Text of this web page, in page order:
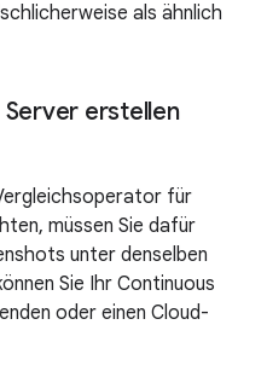
als ähnlich
erstellen
für
müssen Sie dafür
unter denselben
Sie Ihr Continuous
oder einen Cloud-